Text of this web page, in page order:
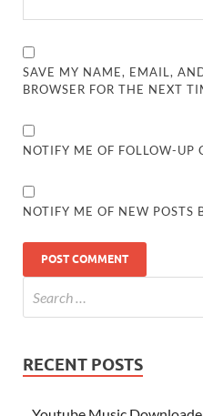
SAVE MY NAME, EMAIL,
BROWSER FOR THE NEXT
NOTIFY ME OF FOLLOW-UP
NOTIFY ME OF NEW POSTS
RECENT POSTS